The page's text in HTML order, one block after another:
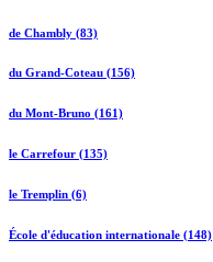
de Chambly (83)
du Grand-Coteau (156)
du Mont-Bruno (161)
le Carrefour (135)
le Tremplin (6)
École d'éducation internationale (148)